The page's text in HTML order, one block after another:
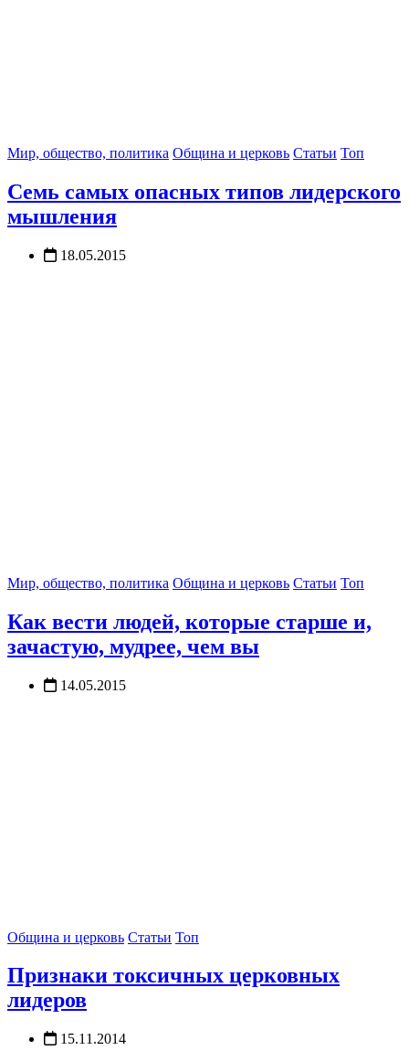
Мир, общество, политика Община и церковь Статьи Топ
Семь самых опасных типов лидерского
мышления
18.05.2015
Мир, общество, политика Община и церковь Статьи Топ
Как вести людей, которые старше и,
зачастую, мудрее, чем вы
14.05.2015
Община и церковь Статьи Топ
Признаки токсичных церковных
лидеров
15.11.2014